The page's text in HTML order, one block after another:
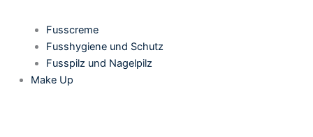
Fusscreme
Fusshygiene und Schutz
Fusspilz und Nagelpilz
Make Up